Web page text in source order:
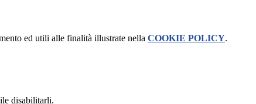
ed utili alle finalità illustrate nella COOKIE POLICY.
disabilitarli.